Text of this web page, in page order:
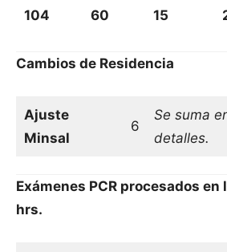
104 60 15
Cambios de Residencia
Ajuste
Minsal
6
Se suma
detalles.
Exámenes PCR procesados
hrs.